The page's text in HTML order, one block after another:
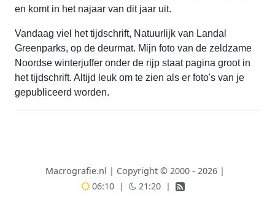
en komt in het najaar van dit jaar uit.
Vandaag viel het tijdschrift, Natuurlijk van Landal
Greenparks, op de deurmat. Mijn foto van de zeldzame
Noordse winterjuffer onder de rijp staat pagina groot in
het tijdschrift. Altijd leuk om te zien als er foto's van je
gepubliceerd worden.
Macrografie.nl | Copyright © 2000 - 2026 |
06:10
| 21:20 |